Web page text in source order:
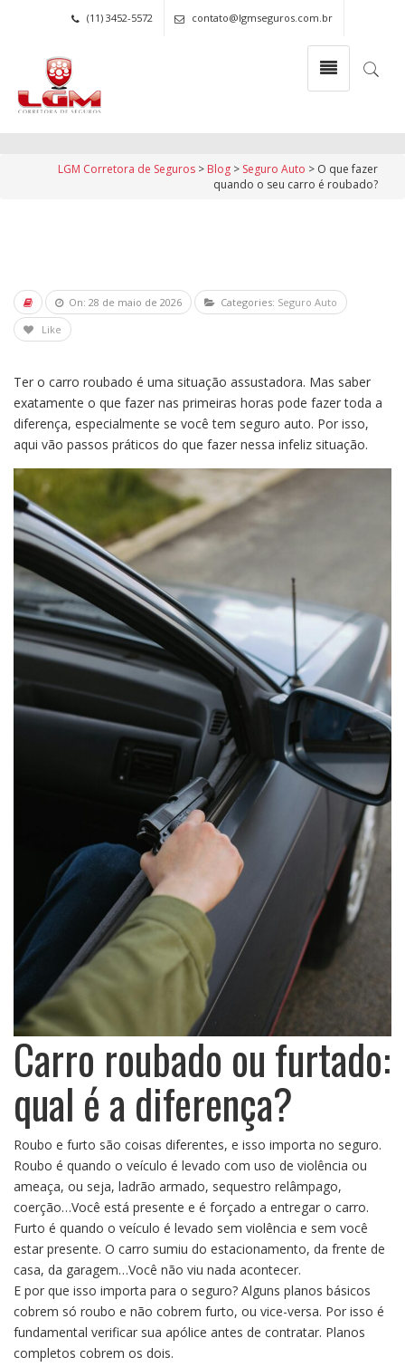
(11) 3452-5572 contato@lgmseguros.com.br
O que fazer quando o seu
carro é roubado?
LGM Corretora de Seguros > Blog > Seguro Auto > O que fazer
quando o seu carro é roubado?
On: 28 de maio de 2026 Categories: Seguro Auto
Like
Ter o carro roubado é uma situação assustadora. Mas saber
exatamente o que fazer nas primeiras horas pode fazer toda a
diferença, especialmente se você tem seguro auto. Por isso,
aqui vão passos práticos do que fazer nessa infeliz situação.
Carro roubado ou furtado:
qual é a diferença?
Roubo e furto são coisas diferentes, e isso importa no seguro.
Roubo é quando o veículo é levado com uso de violência ou
ameaça, ou seja, ladrão armado, sequestro relâmpago,
coerção…Você está presente e é forçado a entregar o carro.
Furto é quando o veículo é levado sem violência e sem você
estar presente. O carro sumiu do estacionamento, da frente de
casa, da garagem…Você não viu nada acontecer.
E por que isso importa para o seguro? Alguns planos básicos
cobrem só roubo e não cobrem furto, ou vice-versa. Por isso é
fundamental verificar sua apólice antes de contratar. Planos
completos cobrem os dois.